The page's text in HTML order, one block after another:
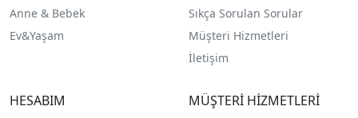
Anne & Bebek
Ev&Yaşam
Sıkça Sorulan Sorular
Müşteri Hizmetleri
İletişim
HESABIM MÜŞTERİ HİZMETLERİ